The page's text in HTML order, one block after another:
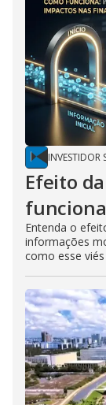
INVESTIDOR
Efeito
Entenda o
informações
como esse viés